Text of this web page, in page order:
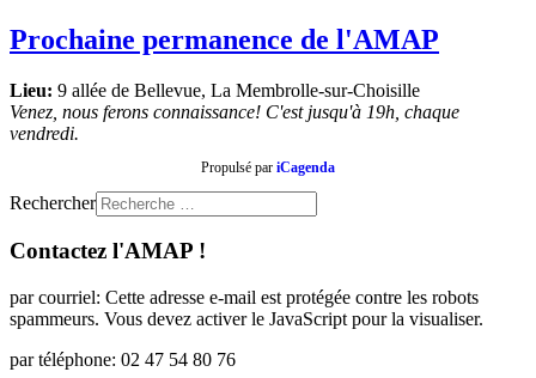
Prochaine permanence de l'AMAP
Lieu: 9 allée de Bellevue, La Membrolle-sur-Choisille
Venez, nous ferons connaissance! C'est jusqu'à 19h, chaque
vendredi.
Propulsé par iCagenda
Rechercher
Contactez l'AMAP !
par courriel: Cette adresse e-mail est protégée contre les robots
spammeurs. Vous devez activer le JavaScript pour la visualiser.
par téléphone: 02 47 54 80 76